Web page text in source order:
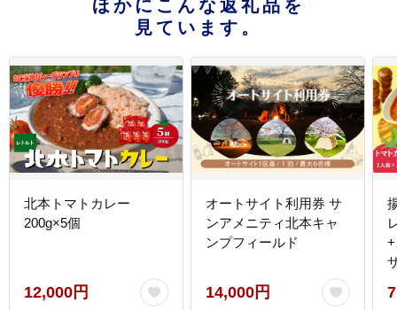
ほかにこんな返礼品を
見ています。
北本トマトカレー
200g×5個
12,000円
オートサイト利用券 サ
ンアメニティ北本キャ
ンプフィールド
14,000円